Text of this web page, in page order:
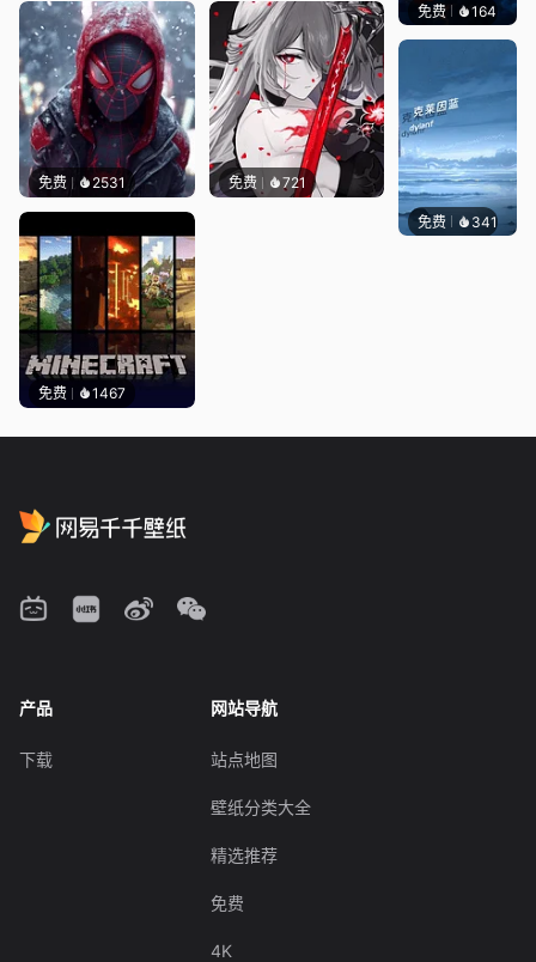
免费 2531 免费 721
免费 1467
免费 164Max
免费 341冰茶Ln
产品
下载
网站导航
站点地图
壁纸分类大全
精选推荐
免费
4K